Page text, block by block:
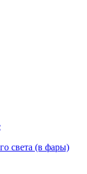
света (в фары)